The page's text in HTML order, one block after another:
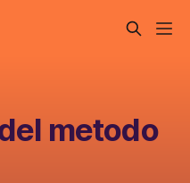
metodo